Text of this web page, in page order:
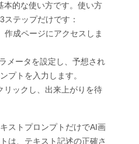
本的な使い方です。使い方
テップだけです：
作成ページにアクセスしま
メータを設定し、予想され
プトを入力します。
リックし、出来上がりを待
ストプロンプトだけでAI画
は、テキスト記述の正確さ